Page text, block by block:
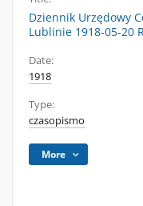
Dziennik Urzędowy
Lublinie 1918-05-20
Date:
1918
Type:
czasopismo
More